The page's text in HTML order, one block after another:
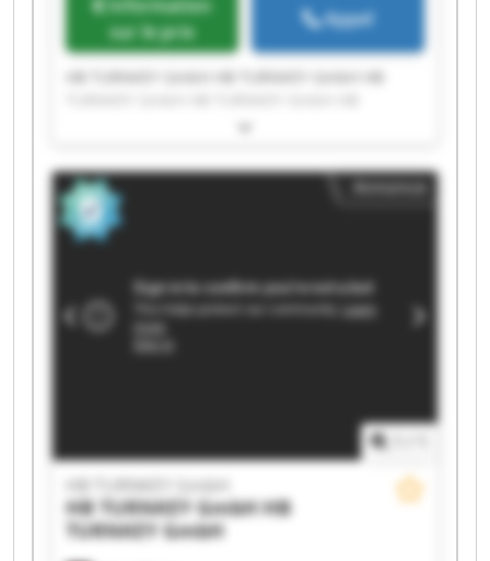
Information
sur le prix
Appel
TURNKEY GmbH HB TURNKEY GmbH HB
TURNKEY GmbH HB TURNKEY GmbH HB
TURNKEY GmbH HB TURNKEY GmbH HB
TURNKEY GmbH HB TURNKEY GmbH HB
TURNKEY GmbH HB TURNKEY GmbH HB
TURNKEY GmbH HB TURNKEY GmbH
HB TURNKEY GmbH
HB TURNKEY GmbHHB
TURNKEY GmbH